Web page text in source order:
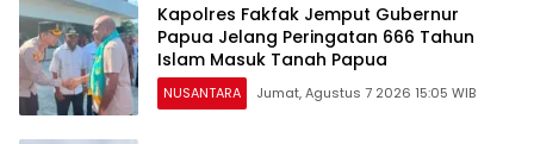
Kapolres Fakfak Jemput Gubernur
Papua Jelang Peringatan 666 Tahun
Islam Masuk Tanah Papua
NUSANTARA Jumat, Agustus 7 2026 15:05 WIB